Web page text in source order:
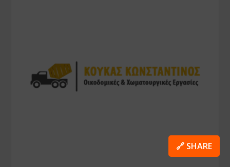
🔗 SHARE